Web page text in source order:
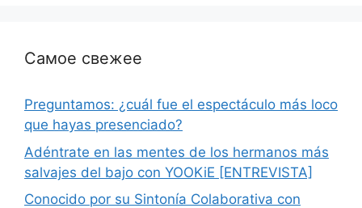
Самое свежее
Preguntamos: ¿cuál fue el espectáculo más loco
que hayas presenciado?
Adéntrate en las mentes de los hermanos más
salvajes del bajo con YOOKiE [ENTREVISTA]
Conocido por su Sintonía Colaborativa con